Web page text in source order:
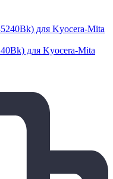
для Kyocera-Mita